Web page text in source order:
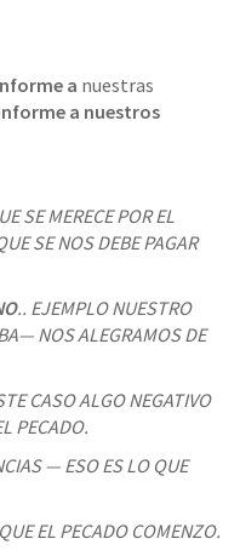
a nuestras
a nuestros
SE MERECE POR EL
SE NOS DEBE PAGAR
.. EJEMPLO NUESTRO
NOS ALEGRAMOS DE
CASO ALGO NEGATIVO
PECADO.
— ESO ES LO QUE
EL PECADO COMENZO.